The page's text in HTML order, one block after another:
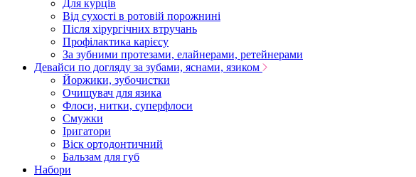
Для курців
Від сухості в ротовій порожнині
Після хірургічних втручань
Профілактика карієсу
За зубними протезами, елайнерами, ретейнерами
Девайси по догляду за зубами, яснами, язиком
Йоржики, зубочистки
Очищувач для язика
Флоси, нитки, суперфлоси
Смужки
Іригатори
Віск ортодонтичний
Бальзам для губ
Набори